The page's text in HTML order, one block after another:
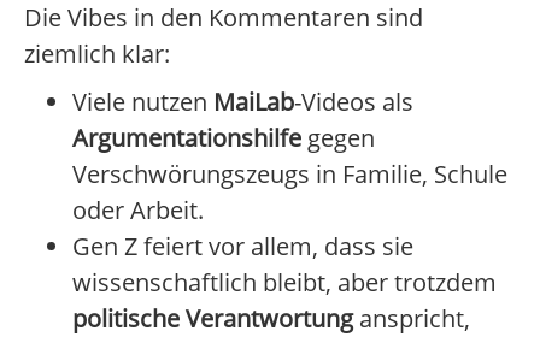
Die Vibes in den Kommentaren sind
ziemlich klar:
Viele nutzen MaiLab-Videos als
Argumentationshilfe gegen
Verschwörungszeugs in Familie, Schule
oder Arbeit.
Gen Z feiert vor allem, dass sie
wissenschaftlich bleibt, aber trotzdem
politische Verantwortunganspricht,